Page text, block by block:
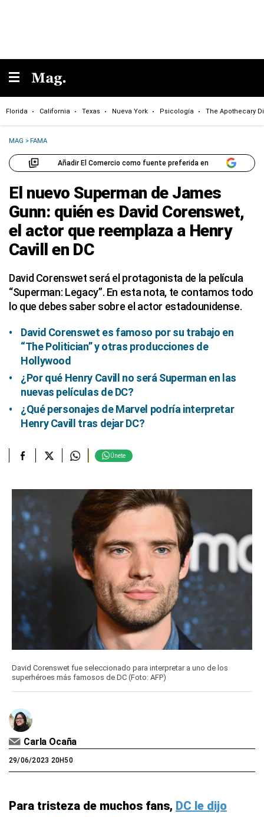
Florida California Texas Nueva York Psicología The Apothecary
MAG >FAMA
Añadir El Comercio como fuente preferida en
El nuevo Superman de James
Gunn: quién es David Corenswet,
el actor que reemplaza a Henry
Cavill en DC
David Corenswet será el protagonista de la película
“Superman: Legacy”. En esta nota, te contamos todo
lo que debes saber sobre el actor estadounidense.
David Corenswet es famoso por su trabajo en
“The Politician” y otras producciones de
Hollywood
¿Por qué Henry Cavill no será Superman en las
nuevas películas de DC?
¿Qué personajes de Marvel podría interpretar
Henry Cavill tras dejar DC?
Únete
David Corenswet fue seleccionado para interpretar a uno de los
superhéroes más famosos de DC (Foto: AFP)
Carla Ocaña
29/06/2023 20H50
Para tristeza de muchos fans, DC le dijo